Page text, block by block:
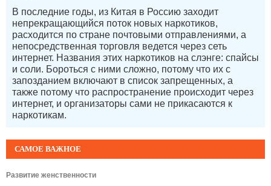
САМОЕ ВАЖНОЕ
Развитие женственности
В последние годы, из Китая в Россию заходит
непрекращающийся поток новых наркотиков,
расходится по стране почтовыми отправлениями, а
непосредственная торговля ведется через сеть
интернет. Названия этих наркотиков на слэнге: спайсы
и соли. Бороться с ними сложно, потому что их с
запозданием включают в список запрещенных, а
также потому что распространение происходит через
интернет, и организаторы сами не прикасаются к
наркотикам.